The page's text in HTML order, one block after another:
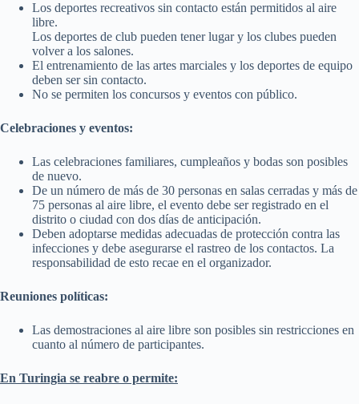
Los deportes recreativos sin contacto están permitidos al aire
libre.
Los deportes de club pueden tener lugar y los clubes pueden
volver a los salones.
El entrenamiento de las artes marciales y los deportes de equipo
deben ser sin contacto.
No se permiten los concursos y eventos con público.
Celebraciones y eventos:
Las celebraciones familiares, cumpleaños y bodas son posibles
de nuevo.
De un número de más de 30 personas en salas cerradas y más de
75 personas al aire libre, el evento debe ser registrado en el
distrito o ciudad con dos días de anticipación.
Deben adoptarse medidas adecuadas de protección contra las
infecciones y debe asegurarse el rastreo de los contactos. La
responsabilidad de esto recae en el organizador.
Reuniones políticas:
Las demostraciones al aire libre son posibles sin restricciones en
cuanto al número de participantes.
En Turingia se reabre o permite: